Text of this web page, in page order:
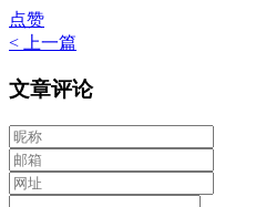
点赞
< 上一篇
文章评论